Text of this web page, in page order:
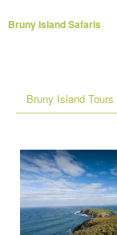
Bruny Island Safaris
Bruny Island Tours